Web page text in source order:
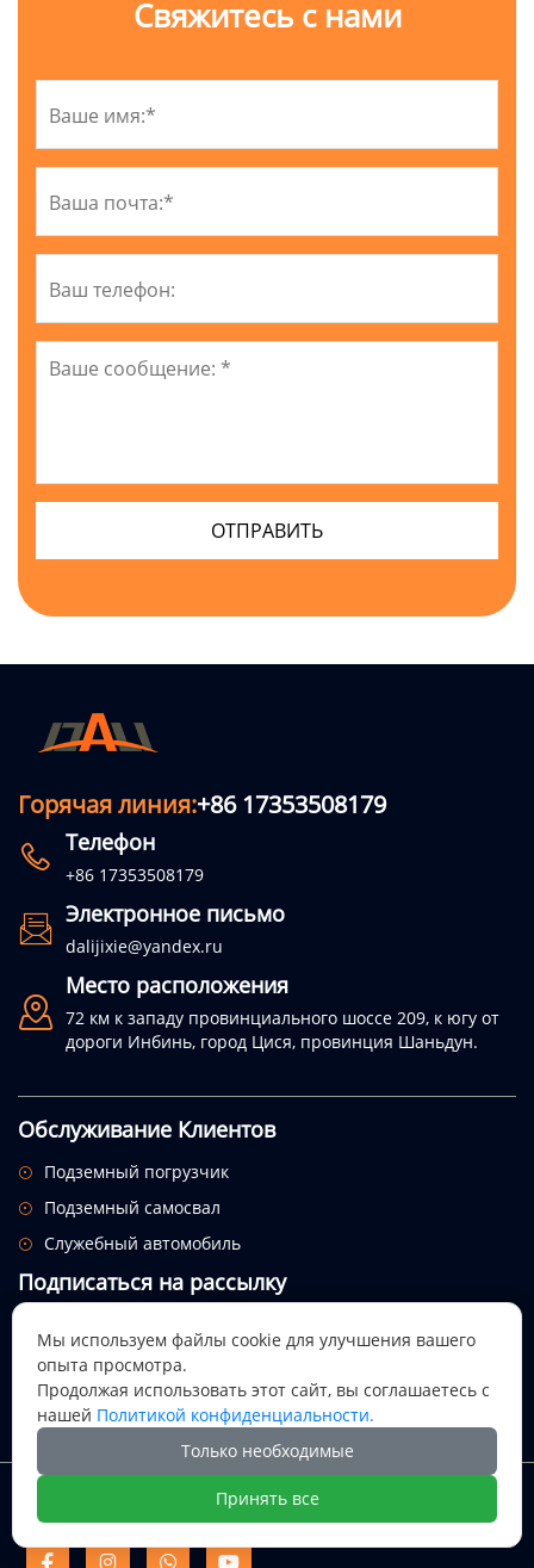
Свяжитесь с нами
Горячая линия:+86 17353508179
 Телефон
+86 17353508179
 Электронное письмо
dalijixie@yandex.ru

Место расположения
72 км к западу провинциального шоссе 209, к югу от
дороги Инбинь, город Цися, провинция Шаньдун.
Обслуживание Клиентов
 Подземный погрузчик
 Подземный самосвал
 Служебный автомобиль
Подписаться на рассылку

Авторское право @ Цися Дали Майнинг Машинери ООО
Цися Дали Майнинг Машинери
   
Мы используем файлы cookie для улучшения вашего
опыта просмотра.
Продолжая использовать этот сайт, вы соглашаетесь с
нашей Политикой конфиденциальности.
Только необходимые
Принять все